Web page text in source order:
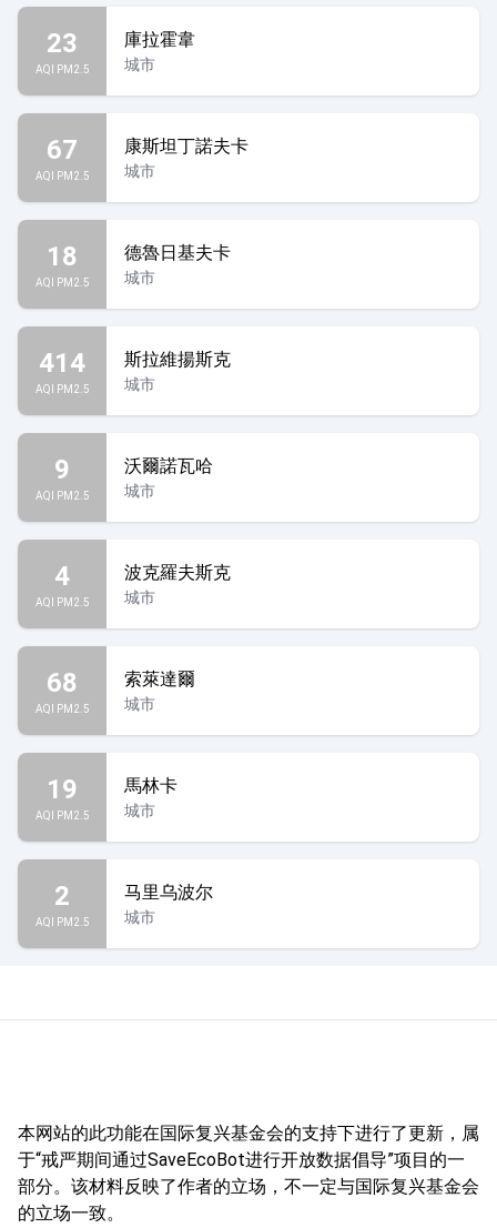
23
AQI PM2.5
庫拉霍韋
城市
67
AQI PM2.5
康斯坦丁諾夫卡
城市
18
AQI PM2.5
德魯日基夫卡
城市
414
AQI PM2.5
斯拉維揚斯克
城市
9
AQI PM2.5
沃爾諾瓦哈
城市
4
AQI PM2.5
波克羅夫斯克
城市
68
AQI PM2.5
索萊達爾
城市
19
AQI PM2.5
馬林卡
城市
2
AQI PM2.5
马里乌波尔
城市
本网站的此功能在国际复兴基金会的支持下进行了更新，属
于“戒严期间通过SaveEcoBot进行开放数据倡导”项目的一
部分。该材料反映了作者的立场，不一定与国际复兴基金会
的立场一致。